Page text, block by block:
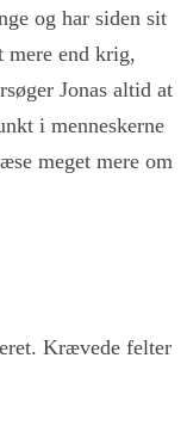
og har siden sit
mere end krig,
Jonas altid at
i menneskerne
meget mere om
Krævede felter